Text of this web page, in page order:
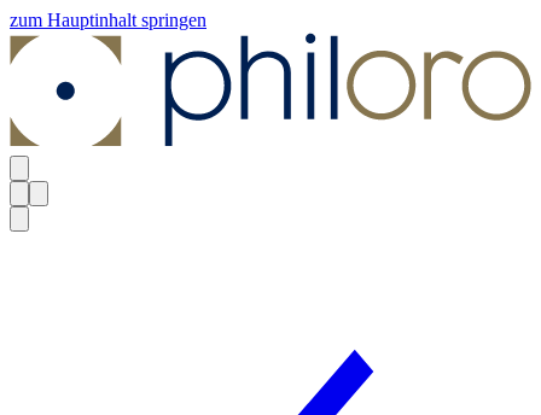
zum Hauptinhalt springen